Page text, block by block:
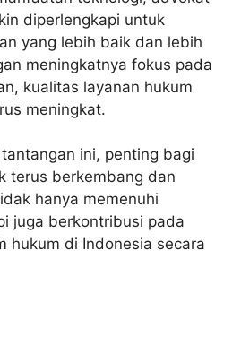
diperlengkapi untuk
yang lebih baik dan lebih
meningkatnya fokus pada
kualitas layanan hukum
meningkat.
ini, penting bagi
terus berkembang dan
hanya memenuhi
juga berkontribusi pada
hukum di Indonesia secara